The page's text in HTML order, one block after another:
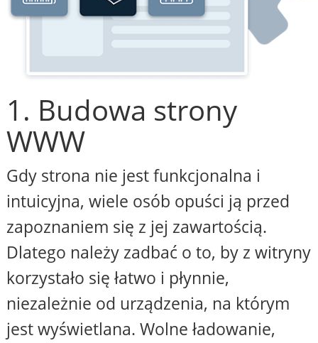
1. Budowa strony
WWW
Gdy strona nie jest funkcjonalna i
intuicyjna, wiele osób opuści ją przed
zapoznaniem się z jej zawartością.
Dlatego należy zadbać o to, by z witryny
korzystało się łatwo i płynnie,
niezależnie od urządzenia, na którym
jest wyświetlana. Wolne ładowanie,